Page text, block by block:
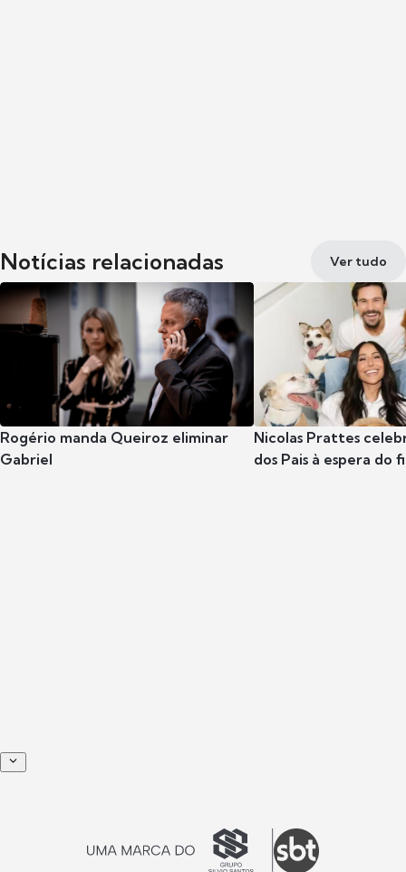
Notícias relacionadas Ver tudo
Rogério manda Queiroz eliminar
Gabriel
Nicolas Prattes
dos Pais à espera do